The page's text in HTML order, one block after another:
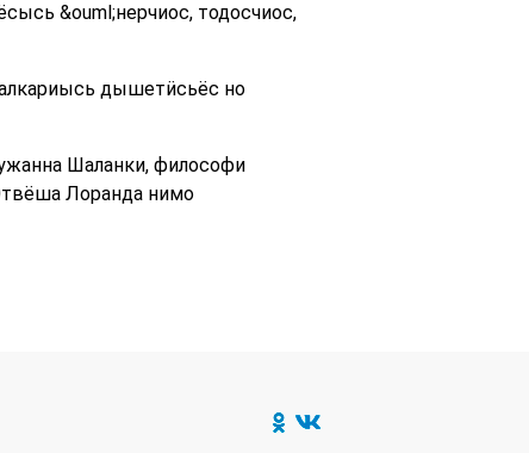
&ouml;нерчиос, тодосчиос,
дышетӥсьёс но
Шаланки, философи
Лоранда нимо